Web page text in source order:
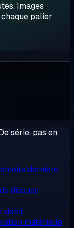
Images
chaque palier
série, pas en
dernière
disques
débit
matérielle